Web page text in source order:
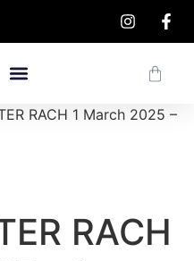
RACH 1 March 2025 –
RACH